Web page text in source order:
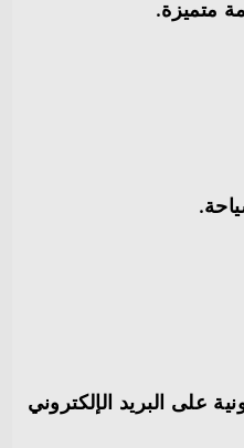
على البريد الإلكتروني